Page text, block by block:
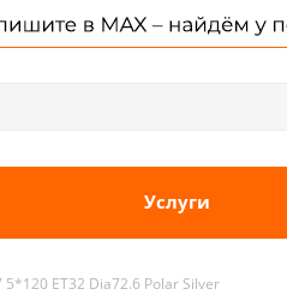
Услуги
ET32 Dia72.6 Polar Silver